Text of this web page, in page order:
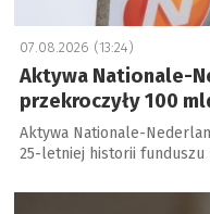
07.08.2026 (13:24)
Aktywa Nationale-
przekroczyły 100
Aktywa Nationale-
25-letniej historii funduszu
a